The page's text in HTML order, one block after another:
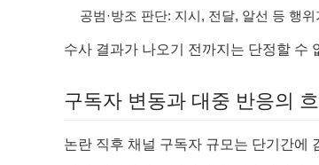
공범·방조 판단: 지시, 전달, 알선 등 행
수사 결과가 나오기 전까지는 단정할 수
구독자 변동과 대중 반응의
논란 직후 채널 구독자 규모는 단기간에